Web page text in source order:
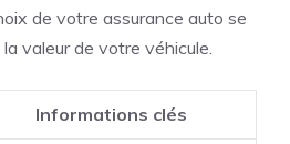
de votre assurance auto se
valeur de votre véhicule.
Informations clés